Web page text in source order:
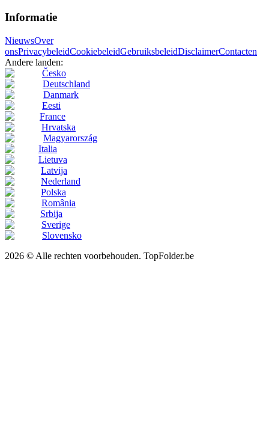
Informatie
NieuwsOver
onsPrivacybeleidCookiebeleidGebruiksbeleidDisclaimerContacten
Andere landen:
Česko
Deutschland
Danmark
Eesti
France
Hrvatska
Magyarország
Italia
Lietuva
Latvija
Nederland
Polska
România
Srbija
Sverige
Slovensko
2026 © Alle rechten voorbehouden. TopFolder.be